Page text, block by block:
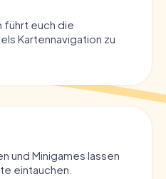
führt euch die
Kartennavigation zu
und Minigames lassen
eintauchen.